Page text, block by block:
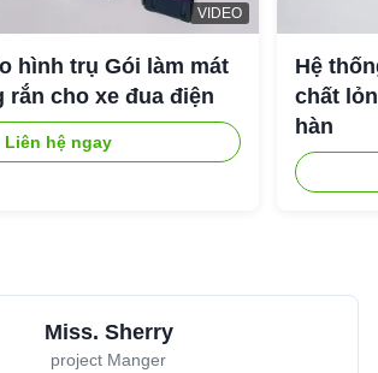
VIDEO
hình trụ Gói làm mát
rắn cho xe đua điện
Liên hệ ngay
Hệ
chất
hàn
Miss. Sherry
project Manger